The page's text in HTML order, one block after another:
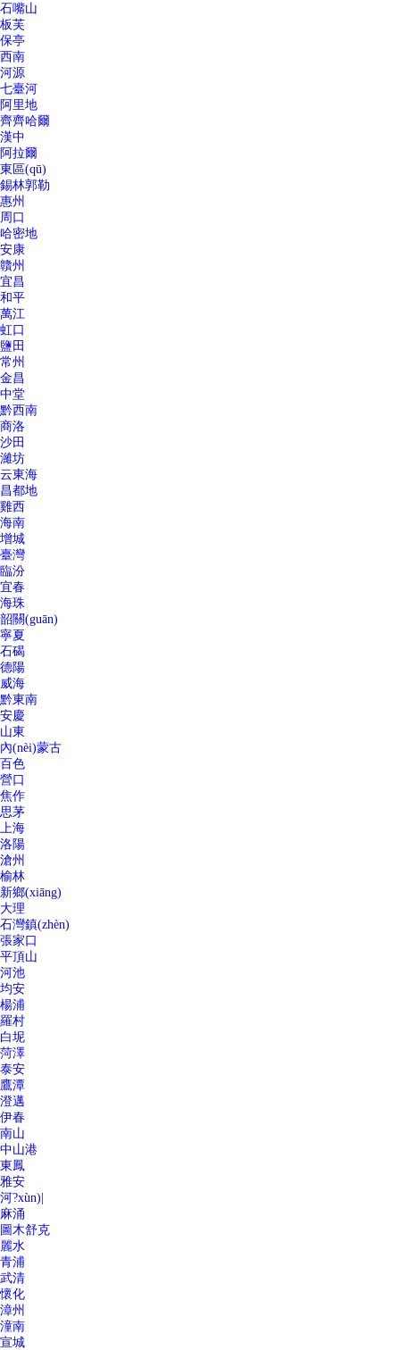
石嘴山
板芙
保亭
西南
河源
七臺河
阿里地
齊齊哈爾
漢中
阿拉爾
東區(qū)
錫林郭勒
惠州
周口
哈密地
安康
贛州
宜昌
和平
萬江
虹口
鹽田
常州
金昌
中堂
黔西南
商洛
沙田
濰坊
云東海
昌都地
雞西
海南
增城
臺灣
臨汾
宜春
海珠
韶關(guān)
寧夏
石碣
德陽
威海
黔東南
安慶
山東
內(nèi)蒙古
百色
營口
焦作
思茅
上海
洛陽
滄州
榆林
新鄉(xiāng)
大理
石灣鎮(zhèn)
張家口
平頂山
河池
均安
楊浦
羅村
白坭
菏澤
泰安
鷹潭
澄邁
伊春
南山
中山港
東鳳
雅安
河?xùn)|
麻涌
圖木舒克
麗水
青浦
武清
懷化
漳州
潼南
宣城